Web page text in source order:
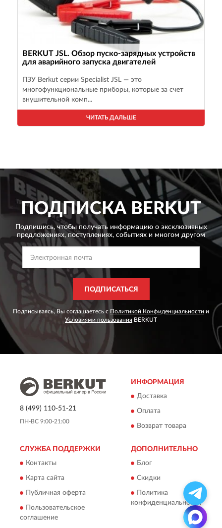
BERKUT JSL. Обзор пуско-зарядных устройств
для аварийного запуска двигателей
ПЗУ Berkut серии Specialist JSL — это
многофункциональные приборы, которые за счет
внушительной комп...
ЧИТАТЬ ДАЛЬШЕ
ПОДПИСКА BERKUT
Подпишись, чтобы получать информацию о эксклюзивных
предложениях, поступлениях, событиях и многом другом
ПОДПИСАТЬСЯ
Подписываясь, Вы соглашаетесь с Политикой Конфиденциальности и
Условиями пользования BERKUT
8 (499) 110-51-21
ПН-ВС 9:00-21:00
ИНФОРМАЦИЯ
Доставка
Оплата
Возврат товара
СЛУЖБА ПОДДЕРЖКИ
Контакты
Карта сайта
Публичная оферта
Пользовательское
соглашение
ДОПОЛНИТЕЛЬНО
Блог
Скидки
Политика
конфиденциальности